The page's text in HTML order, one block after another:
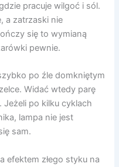
pracuje wilgoć i sól.
a zatrzaski nie
się to wymianą
pewnie.
po źle domkniętym
Widać wtedy parę
po kilku cyklach
lampa nie jest
sam.
efektem złego styku na